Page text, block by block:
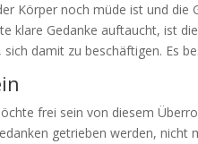
Körper noch müde ist und die
klare Gedanke auftaucht, ist
damit zu beschäftigen. Es
frei sein von diesem
getrieben werden, nicht